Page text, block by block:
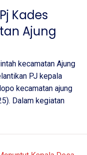
Kades
Ajung
kecamatan Ajung
PJ kepala
kecamatan ajung
Dalam kegiatan